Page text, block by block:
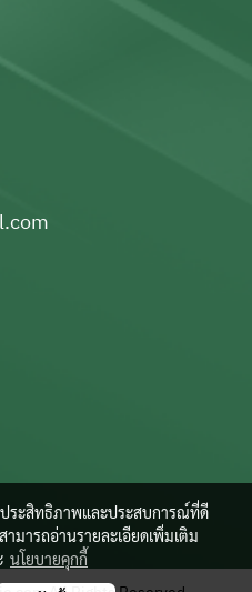
ประสิทธิภาพและประสบการณ์ที่ดี
ามารถอ่านรายละเอียดเพิ่มเติม
นโยบายคุกกี้